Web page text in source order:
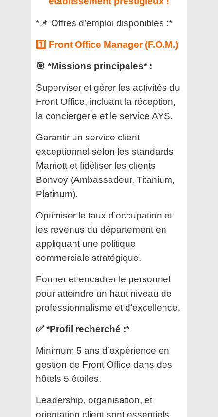
*📌 Offres d’emploi disponibles :*
1️⃣ Front Office Manager (F.O.M.)
🎯 *Missions principales* :
Superviser et gérer les activités du
Front Office, incluant la réception,
la conciergerie et le service AYS.
Garantir un service client
exceptionnel selon les standards
Marriott et fidéliser les clients
Bonvoy (Ambassadeur, Titanium,
Platinum).
Optimiser le taux d’occupation et
les revenus du département en
appliquant une politique
commerciale stratégique.
Former et encadrer le personnel
pour atteindre un haut niveau de
professionnalisme et d’excellence.
✅ *Profil recherché :*
Minimum 5 ans d’expérience en
gestion de Front Office dans des
hôtels 5 étoiles.
Leadership, organisation, et
orientation client sont essentiels.